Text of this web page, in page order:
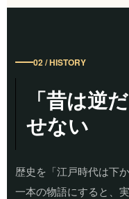
02 / HISTORY
「昔は逆
せない
歴史を「江戸時代は下
一本の物語にすると、